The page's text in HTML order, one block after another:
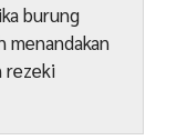
burung
menandakan
rezeki